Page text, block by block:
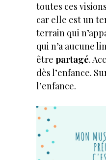
toutes ces
car elle est un
terrain qui
qui n’a aucune
être partagé.
dès l’enfance.
l’enfance.